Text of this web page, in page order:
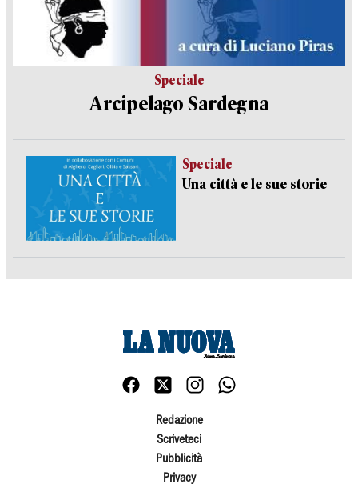
Speciale
Arcipelago Sardegna
Speciale
Una città e le sue storie
Redazione
Scriveteci
Pubblicità
Privacy